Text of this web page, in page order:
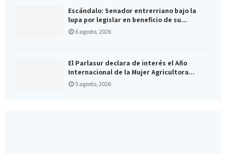
Escándalo: Senador entrerriano bajo la
lupa por legislar en beneficio de su...
6 agosto, 2026
El Parlasur declara de interés el Año
Internacional de la Mujer Agricultora...
5 agosto, 2026